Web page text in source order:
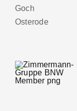
Goch
Osterode